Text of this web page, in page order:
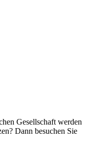
Gesellschaft werden
Dann besuchen Sie